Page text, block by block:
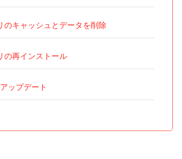
のキャッシュとデータを削除
の再インストール
ップデート